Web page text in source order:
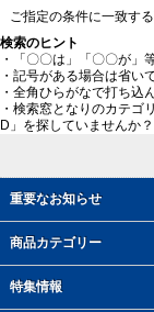
重要なお知らせ
商品カテゴリー
特集情報
ご指定の条件に一致す
検索のヒント
・「〇〇は」「〇〇が」
・記号がある場合は省い
・全角ひらがなで打ち込
・検索窓となりのカテゴ
D」を探していませんか？